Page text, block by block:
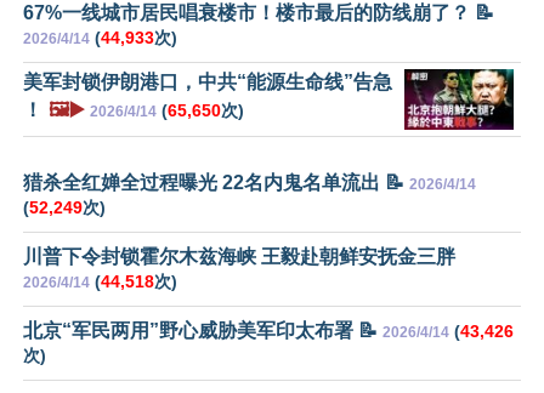
67%一线城市居民唱衰楼市！楼市最后的防线崩了？ 📝
2026/4/14 (44,933次)
美军封锁伊朗港口，中共“能源生命线”告急
！
🖼️▶️ 2026/4/14 (65,650次)
猎杀全红婵全过程曝光 22名内鬼名单流出 📝 2026/4/14
(52,249次)
川普下令封锁霍尔木兹海峡 王毅赴朝鲜安抚金三胖
2026/4/14 (44,518次)
北京“军民两用”野心威胁美军印太布署 📝 2026/4/14 (43,426
次)